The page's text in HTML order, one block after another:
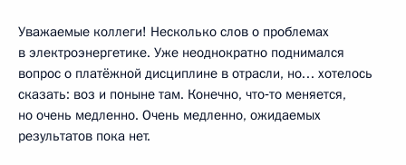
Уважаемые коллеги! Несколько слов о проблемах
в электроэнергетике. Уже неоднократно поднимался
вопрос о платёжной дисциплине в отрасли, но… хотелось
сказать: воз и поныне там. Конечно, что‑то меняется,
но очень медленно. Очень медленно, ожидаемых
результатов пока нет.